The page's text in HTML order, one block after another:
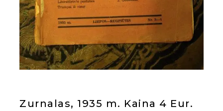
Zurnalas, 1935 m. Kaina 4 Eur.